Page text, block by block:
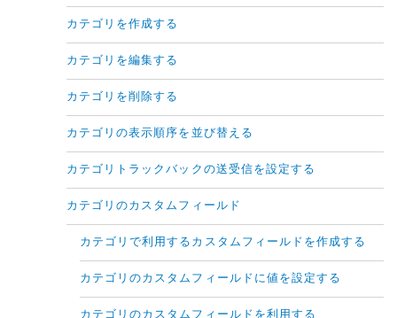
カテゴリを作成する
カテゴリを編集する
カテゴリを削除する
カテゴリの表示順序を並び替える
カテゴリトラックバックの送受信を設定する
カテゴリのカスタムフィールド
カテゴリで利用するカスタムフィールドを作成する
カテゴリのカスタムフィールドに値を設定する
カテゴリのカスタムフィールドを利用する